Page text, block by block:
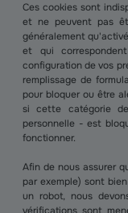
Ces cookies sont
et ne peuvent pas
généralement
et qui
configuration de vos
remplissage de
pour bloquer ou être
si cette catégorie
personnelle - est
fonctionner.
Afin de nous assurer
par exemple) sont
un robot, nous